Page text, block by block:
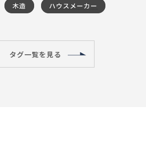
木造 ハウスメーカー
タグ一覧を見る